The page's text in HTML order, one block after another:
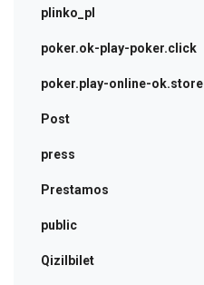
plinko_pl
poker.ok-play-poker.click
poker.play-online-ok.store
Post
press
Prestamos
public
Qizilbilet